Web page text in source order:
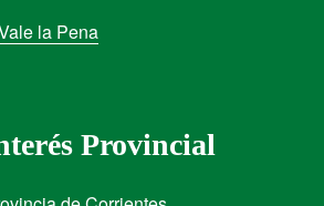
la Pena
Provincial